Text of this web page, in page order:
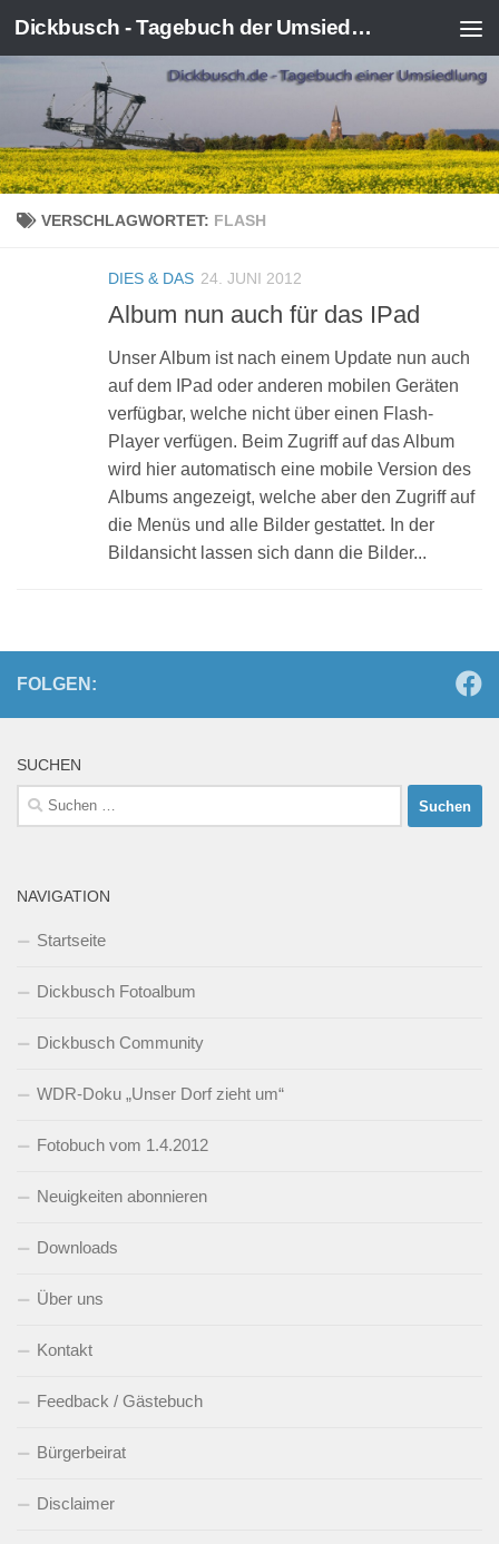
Zum Inhalt springen Dickbusch - Tagebuch der Umsiedlung von Kerpen-Manheim
VERSCHLAGWORTET: FLASH
DIES & DAS 24. JUNI 2012
Album nun auch für das IPad
Unser Album ist nach einem Update nun auch
auf dem IPad oder anderen mobilen Geräten
verfügbar, welche nicht über einen Flash-
Player verfügen. Beim Zugriff auf das Album
wird hier automatisch eine mobile Version des
Albums angezeigt, welche aber den Zugriff auf
die Menüs und alle Bilder gestattet. In der
Bildansicht lassen sich dann die Bilder...
FOLGEN:
SUCHEN
Suchen
nach:
NAVIGATION
Startseite
Dickbusch Fotoalbum
Dickbusch Community
WDR-Doku „Unser Dorf zieht um“
Fotobuch vom 1.4.2012
Neuigkeiten abonnieren
Downloads
Über uns
Kontakt
Feedback / Gästebuch
Bürgerbeirat
Disclaimer